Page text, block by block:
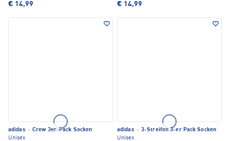
€ 14,99 € 14,99
adidas · Crew 3er-Pack Socken
Unisex
adidas · 3-Streifen 3-er Pack Socken
Unisex